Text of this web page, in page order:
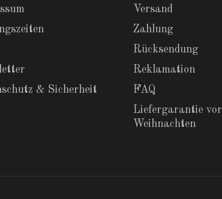
& Sicherheit
Versand
Zahlung
Rücksendung
Reklamation
FAQ
Liefergarantie vor
Weihnachten